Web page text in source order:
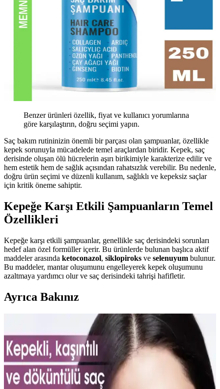
Benzer ürünleri özellik, fiyat ve kullanıcı yorumlarına
göre karşılaştırın, doğru seçimi yapın.
Saç bakım rutininizin önemli bir parçası olan şampuanlar, özellikle
kepek sorunuyla mücadelede temel araçlardan biridir. Kepek, saç
derisinde oluşan ölü hücrelerin aşırı birikimiyle karakterize edilir ve
hem estetik hem de sağlık açısından rahatsızlık verebilir. Bu nedenle,
doğru ürün seçimi ve düzenli kullanım, sağlıklı ve kepeksiz saçlar
için kritik öneme sahiptir.
Kepeğe Karşı Etkili Şampuanların Temel
Özellikleri
Kepeğe karşı etkili şampuanlar, genellikle saç derisindeki sorunları
hedef alan özel formüller içerir. Bu ürünlerde bulunan başlıca aktif
maddeler arasında ketoconazol, siklopiroks ve selenuyum bulunur.
Bu maddeler, mantar oluşumunu engelleyerek kepek oluşumunu
azaltmaya yardımcı olur ve saç derisindeki tahrişi hafifletir.
Ayrıca Bakınız
Vichy Dercos Neogenic Saç Şampuanı İnce Tellere
Hacim ve Dolgunluk Sağlar
Vichy Dercos Neogenic, ince telli saçlara hacim kazandıran, kepek
giderici ve parlaklık sağlayan formülüyle saç sağlığını destekleyen
güvenilir bir şampuandır.